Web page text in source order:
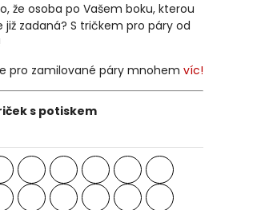
že osoba po Vašem boku, kterou
již zadaná? S tričkem pro páry od
pro zamilované páry mnohem víc!
s potiskem